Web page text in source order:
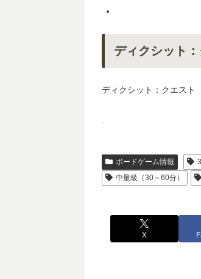
ディクシット
ディクシット：クエスト
.
ボードゲーム情報
中量級（30～60分）
X